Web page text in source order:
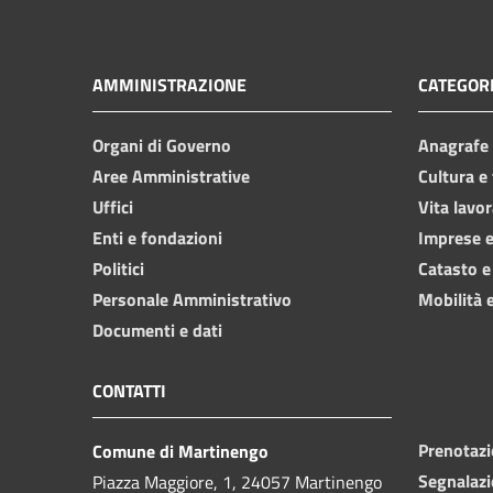
AMMINISTRAZIONE
Organi di Governo
Aree Amministrative
Uffici
Enti e fondazioni
Politici
Personale Amministrativo
Documenti e dati
Cultura
Vita
Imprese
Catasto
Mobilità
CONTATTI
Comune di Martinengo
Piazza Maggiore, 1, 24057 Martinengo